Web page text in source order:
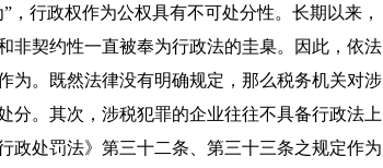
行政权作为公权具有不可处分性。长期以来，
非契约性一直被奉为行政法的圭臬。因此，依法
为。既然法律没有明确规定，那么税务机关对涉
分。其次，涉税犯罪的企业往往不具备行政法上
政处罚法》第三十二条、第三十三条之规定作为